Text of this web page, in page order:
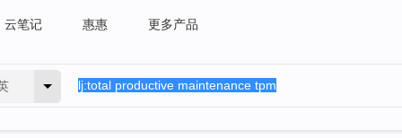
云笔记 惠惠 更多产品